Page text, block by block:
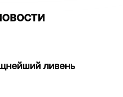
ливень